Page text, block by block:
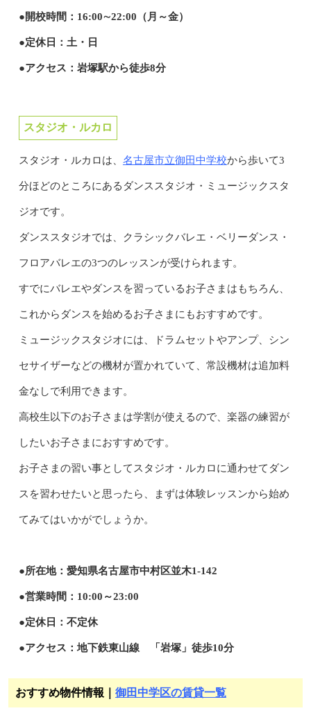
●開校時間：16:00∼22:00（月～金）
●定休日：土・日
●アクセス：岩塚駅から徒歩8分
スタジオ・ルカロ
スタジオ・ルカロは、 名古屋市立御田中学校から歩いて3
分ほどのところにあるダンススタジオ・ミュージックスタ
ジオです。
ダンススタジオでは、クラシックバレエ・ベリーダンス・
フロアバレエの3つのレッスンが受けられます。
すでにバレエやダンスを習っているお子さまはもちろん、
これからダンスを始めるお子さまにもおすすめです。
ミュージックスタジオには、ドラムセットやアンプ、シン
セサイザーなどの機材が置かれていて、常設機材は追加料
金なしで利用できます。
高校生以下のお子さまは学割が使えるので、楽器の練習が
したいお子さまにおすすめです。
お子さまの習い事としてスタジオ・ルカロに通わせてダン
スを習わせたいと思ったら、まずは体験レッスンから始め
てみてはいかがでしょうか。
●所在地：愛知県名古屋市中村区並木1-142
●営業時間：10:00～23:00
●定休日：不定休
●アクセス：地下鉄東山線 「岩塚」徒歩10分
おすすめ物件情報｜ 御田中学区の賃貸一覧